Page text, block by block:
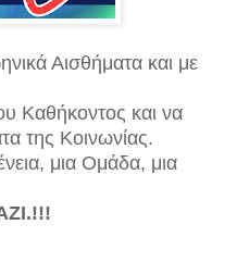
Αισθήματα και με
Καθήκοντος και να
της Κοινωνίας.
μια Ομάδα, μια